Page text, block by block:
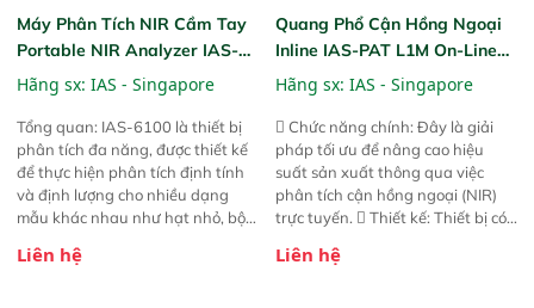
Máy Phân Tích NIR Cầm Tay
Portable NIR Analyzer IAS-
6100
Hãng sx: IAS - Singapore
Tổng quan: IAS-6100 là thiết bị
phân tích đa năng, được thiết kế
để thực hiện phân tích định tính
và định lượng cho nhiều dạng
mẫu khác nhau như hạt nhỏ, bột,
này cho phép bất kỳ ai cũng có
Liên hệ
Quang Phổ Cận Hồng Ngoại
Inline IAS-PAT L1M On-Line
NIR
Hãng sx: IAS - Singapore
 Chức năng chính: Đây là giải
pháp tối ưu để nâng cao hiệu
suất sản xuất thông qua việc
phân tích cận hồng ngoại (NIR)
trực tuyến.  Thiết kế: Thiết bị có
hỗ trợ tản nhiệt tăng cường và đã
Liên hệ